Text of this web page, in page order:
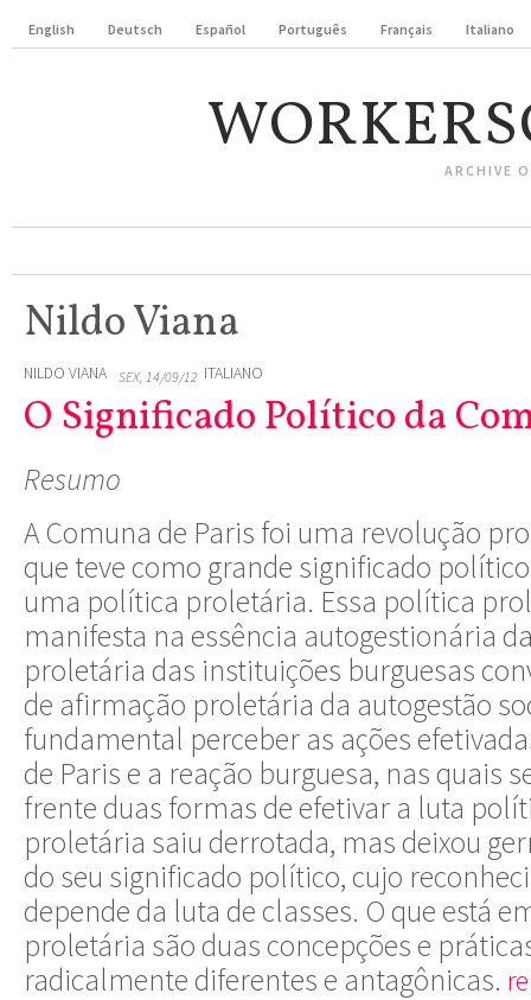
English Deutsch Español Português Français Italiano
ARCHIVE
Nildo Viana
NILDO VIANA SEX, 14/09/12 ITALIANO
O Significado Político da
Resumo
A Comuna de Paris foi uma revolução
que teve como grande significado
uma política proletária. Essa política
manifesta na essência autogestionária
proletária das instituições burguesas
de afirmação proletária da autogestão
fundamental perceber as ações
de Paris e a reação burguesa, nas quais
frente duas formas de efetivar a luta
proletária saiu derrotada, mas deixou
do seu significado político, cujo
depende da luta de classes. O que está
proletária são duas concepções e
radicalmente diferentes e antagônicas.